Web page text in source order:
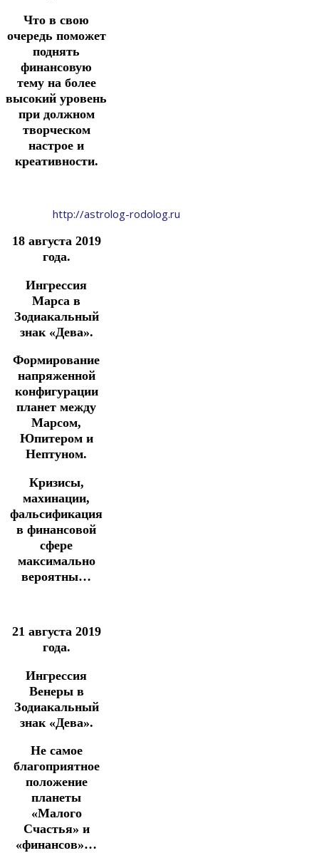
Что в свою
очередь поможет
поднять
финансовую
тему на более
высокий уровень
при должном
творческом
настрое и
креативности.
http://astrolog-rodolog.ru
18 августа 2019
года.
Ингрессия
Марса в
Зодиакальный
знак «Дева».
Формирование
напряженной
конфигурации
планет между
Марсом,
Юпитером и
Нептуном.
Кризисы,
махинации,
фальсификация
в финансовой
сфере
максимально
вероятны…
21 августа 2019
года.
Ингрессия
Венеры в
Зодиакальный
знак «Дева».
Не самое
благоприятное
положение
планеты
«Малого
Счастья» и
«финансов»…